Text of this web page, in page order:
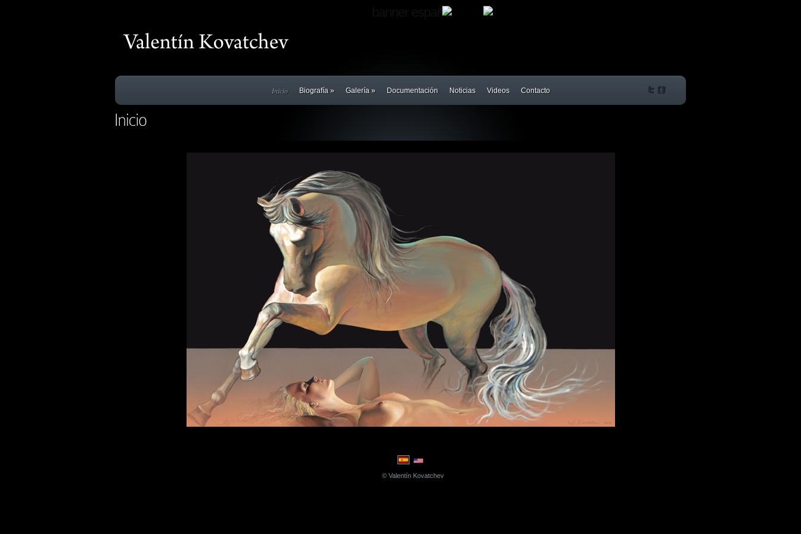
banner español
Inicio Biografía » Galería » Documentación Noticias Videos Contacto
© Valentín Kovatchev